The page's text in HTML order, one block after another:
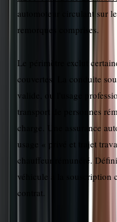
automoteur circulant sur
remorques comprises.
Le périmètre exclut
couvertes. La conduite
valide, ou l'usage
transport de personnes
charge. Une assurance
usage « privé et trajet
chauffeur rémunéré.
véhicule à la souscription
contrat.